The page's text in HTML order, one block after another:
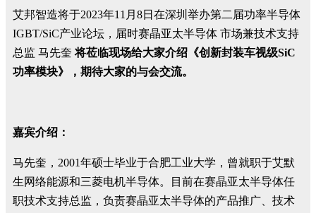
艾邦智造将于2023年11月8日在深圳举办第二届功率半导体
IGBT/SiC产业论坛，届时赛晶亚太半导体 市场兼技术支持
总监 马先奎将莅临现场给大家介绍《创新封装车视级SiC
功率模块》，期待大家的与会交流。
嘉宾介绍：
马先奎，2001年硕士毕业于合肥工业大学，曾就职于艾默
生网络能源和三菱电机半导体。目前在赛晶亚太半导体任
职技术支持总监，负责赛晶亚太半导体的产品推广、技术